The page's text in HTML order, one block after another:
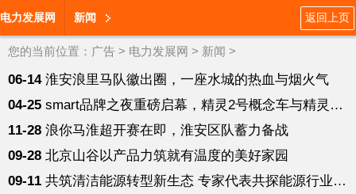
电力发展网 新闻 返回上页
您的当前位置： 广告 > 电力发展网 > 新闻 >
06-14 淮安浪里马队徽出圈，一座水城的热血与烟火气
04-25 smart品牌之夜重磅启幕，精灵2号概念车与精灵6号全球首秀
11-28 浪你马淮超开赛在即，淮安区队蓄力备战
09-28 北京山谷以产品力筑就有温度的美好家园
09-11 共筑清洁能源转型新生态 专家代表共探能源行业发展之道